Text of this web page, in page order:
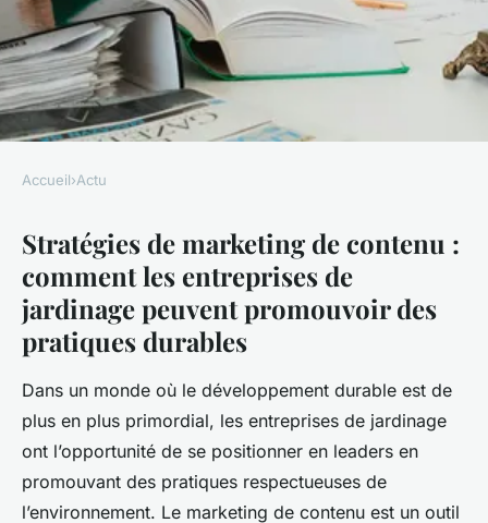
Stratégies de marketing de
contenu : comment les
entreprises de jardinage
peuvent promouvoir des
pratiques durables
Ethan 2 février 2025 6 min de lecture
Accueil›Actu
Stratégies de marketing de contenu :
comment les entreprises de
jardinage peuvent promouvoir des
pratiques durables
Dans un monde où le développement durable est de
plus en plus primordial, les entreprises de jardinage
ont l’opportunité de se positionner en leaders en
promouvant des pratiques respectueuses de
l’environnement. Le marketing de contenu est un outil